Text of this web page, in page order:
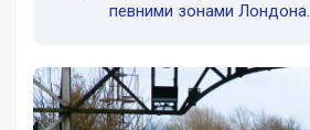
певними зонами Лондона.